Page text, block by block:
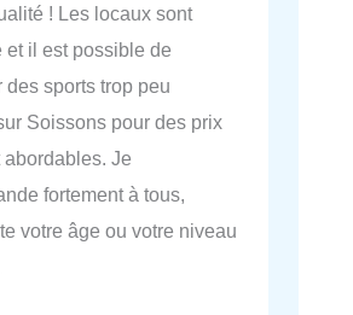
! Les locaux sont
et il est possible de
des sports trop peu
Soissons pour des prix
Je
fortement à tous,
votre âge ou votre niveau